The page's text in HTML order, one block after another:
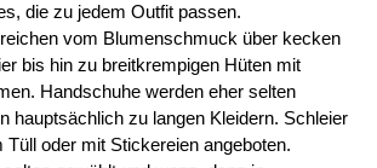
die zu jedem Outfit passen.
vom Blumenschmuck über kecken
bis hin zu breitkrempigen Hüten mit
Handschuhe werden eher selten
hauptsächlich zu langen Kleidern. Schleier
Tüll oder mit Stickereien angeboten.